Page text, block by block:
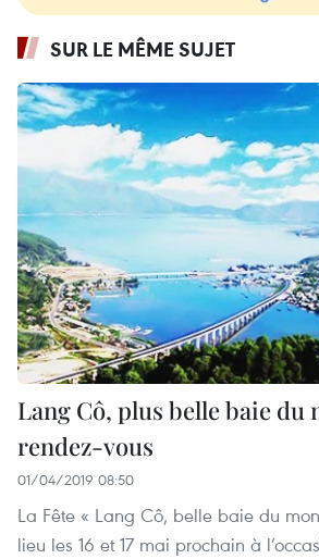
SUR LE MÊME SUJET
Lang Cô, plus belle baie du
rendez-vous
01/04/2019 08:50
La Fête « Lang Cô, belle baie du
lieu les 16 et 17 mai prochain à